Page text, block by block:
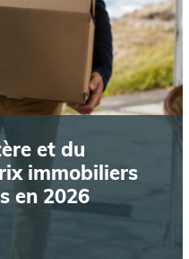
et du
immobiliers
en 2026